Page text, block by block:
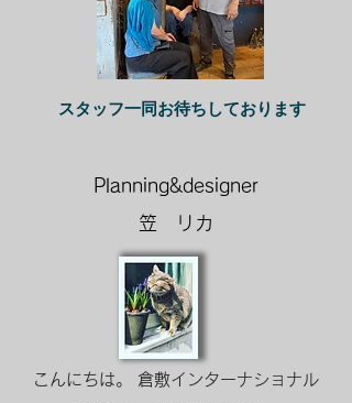
​スタッフ一同お待ちしております
Planning&designer
笠 リカ​
こんにちは。 倉敷インターナショナル